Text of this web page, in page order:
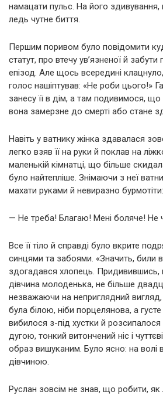
намацати пульс. На його здивування,
ледь чутне биття.
Першим поривом було повідомити
статут, про втечу ув’язненої й
епізод. Але щось всередині клацнуло,
голос нашіптував: «Не роби цього!»
занесу її в дім, а там подивимося,
вона замерзне до смерті або стане
Навіть у ватнику жінка здавалася
легко взяв її на руки й поклав на
маленькій кімнатці, що більше
було найтепліше. Знімаючи з неї
махати руками й невиразно бурмотіти:
— Не треба! Благаю! Мені боляче! Не
Все її тіло й справді було вкрите
синцями та забоями. «Значить, били
здогадався хлопець. Придивившись,
дівчина молоденька, не більше
незважаючи на неприглядний
була білою, ніби порцелянова, а
вибилося з-під хустки й
дугою, тонкий витончений ніс і
образ вишуканим. Було ясно: на волі
дівчиною.
Руслан зовсім не знав, що робити, як